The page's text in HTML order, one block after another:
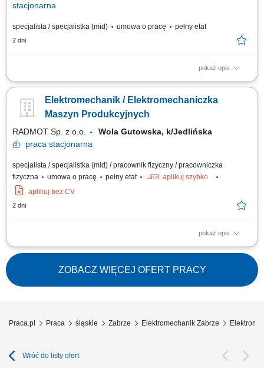
stacjonarna
specjalista / specjalistka (mid) umowa o pracę pełny etat
2 dni
pokaż opis
Zakres obowiązków: Zapewnienie sprawnego funkcjonowania
produkcyjne. Kontrola pracy instalacji pomocniczych, reagowanie na
usterki oraz wykonywanie bieżących napraw i regulacji. Współpraca przy
Elektromechanik / Elektromechaniczka
Maszyn Produkcyjnych
RADMOT Sp. z o.o.
Wola Gutowska, k/Jedlińska
praca stacjonarna
specjalista / specjalistka (mid) / pracownik fizyczny / pracowniczka
fizyczna
umowa o pracę pełny etat
aplikuj szybko
aplikuj bez CV
2 dni
pokaż opis
Opis stanowiska zapewnienie ciągłości pracy maszyn i urządzeń
wykorzystywanych w procesie produkcyjnym, diagnozowanie usterek
oraz wykonywanie bieżących napraw technicznych, analiza przyczyn
awarii i wdrażanie działań zapobiegających ich ponownemu
występowaniu, realizacja planowanych...
ZOBACZ WIĘCEJ OFERT PRACY
Praca.pl Praca śląskie Zabrze Elektromechanik Zabrze
Wróć do listy ofert